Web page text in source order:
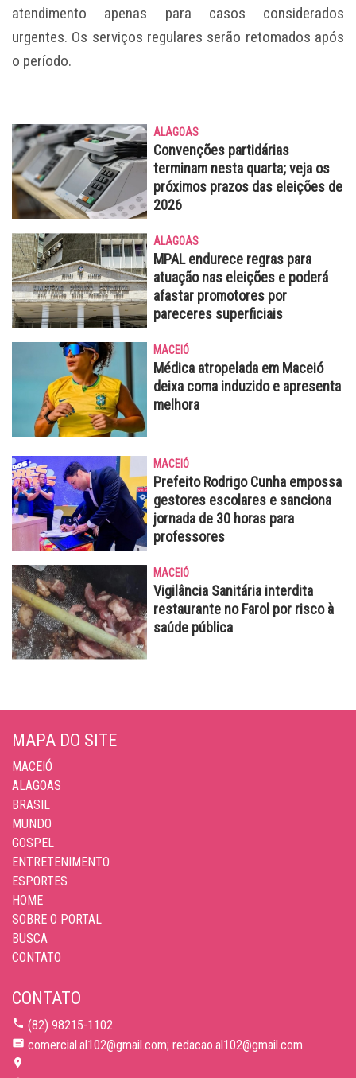
atendimento apenas para casos considerados
urgentes. Os serviços regulares serão retomados após
o período.
ALAGOAS
Convenções partidárias
terminam nesta quarta; veja os
próximos prazos das eleições de
2026
ALAGOAS
MPAL endurece regras para
atuação nas eleições e poderá
afastar promotores por
pareceres superficiais
MACEIÓ
Médica atropelada em Maceió
deixa coma induzido e apresenta
melhora
MACEIÓ
Prefeito Rodrigo Cunha empossa
gestores escolares e sanciona
jornada de 30 horas para
professores
MACEIÓ
Vigilância Sanitária interdita
restaurante no Farol por risco à
saúde pública
MAPA DO SITE
MACEIÓ
ALAGOAS
BRASIL
MUNDO
GOSPEL
ENTRETENIMENTO
ESPORTES
HOME
SOBRE O PORTAL
BUSCA
CONTATO
CONTATO
(82) 98215-1102
comercial.al102@gmail.com; redacao.al102@gmail.com